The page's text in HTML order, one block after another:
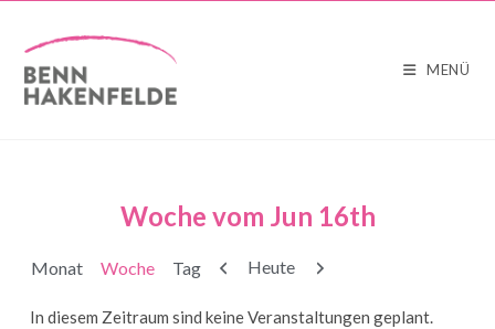
MENÜ
Woche vom Jun 16th
Monat Woche Tag Zurück
Heute Weiter
In diesem Zeitraum sind keine Veranstaltungen geplant.